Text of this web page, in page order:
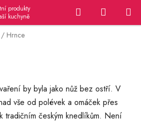
Hledat
KOŠÍK
/ Hrnce
by byla jako nůž bez ostří. V
vše od polévek a omáček přes
tradičním českým knedlíkům. Není